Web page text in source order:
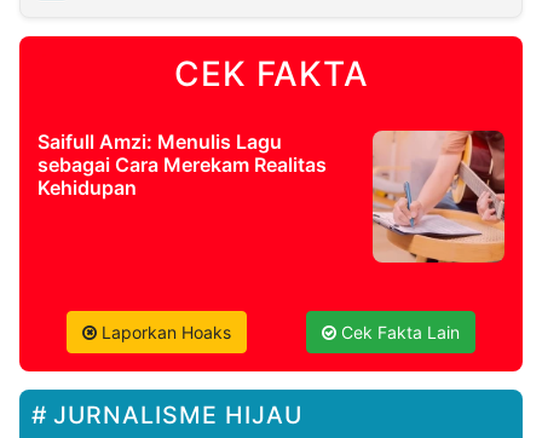
CEK FAKTA
Saifull Amzi: Menulis Lagu
sebagai Cara Merekam Realitas
Kehidupan
Laporkan Hoaks Cek Fakta Lain
JURNALISME HIJAU